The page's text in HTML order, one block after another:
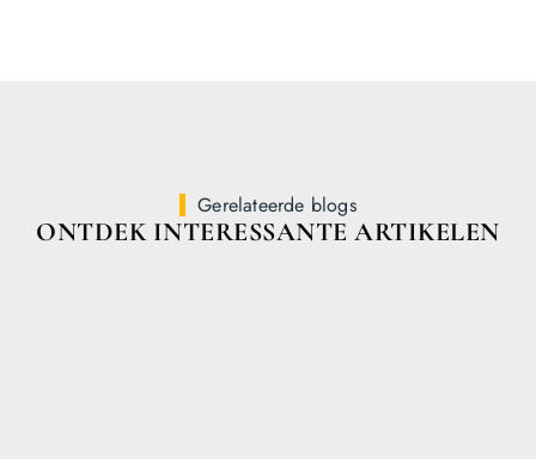
Gerelateerde blogs
ONTDEK INTERESSANTE ARTIKELEN